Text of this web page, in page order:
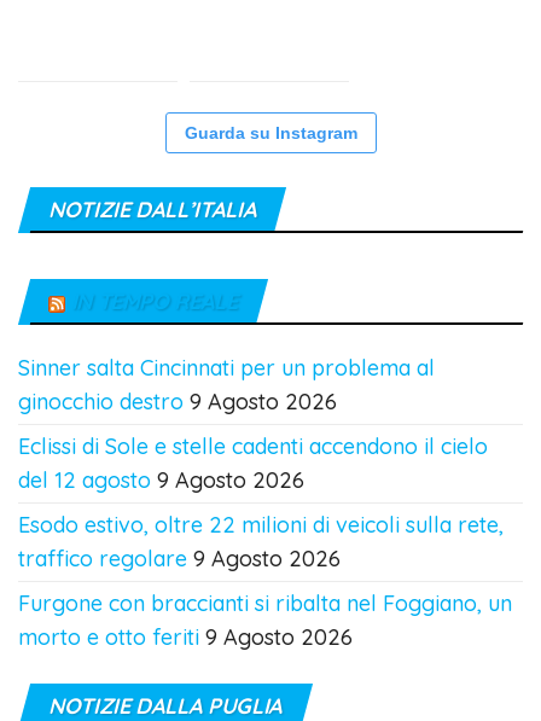
Guarda su Instagram
NOTIZIE DALL’ITALIA
IN TEMPO REALE
Sinner salta Cincinnati per un problema al
ginocchio destro 9 Agosto 2026
Eclissi di Sole e stelle cadenti accendono il cielo
del 12 agosto 9 Agosto 2026
Esodo estivo, oltre 22 milioni di veicoli sulla rete,
traffico regolare 9 Agosto 2026
Furgone con braccianti si ribalta nel Foggiano, un
morto e otto feriti 9 Agosto 2026
NOTIZIE DALLA PUGLIA